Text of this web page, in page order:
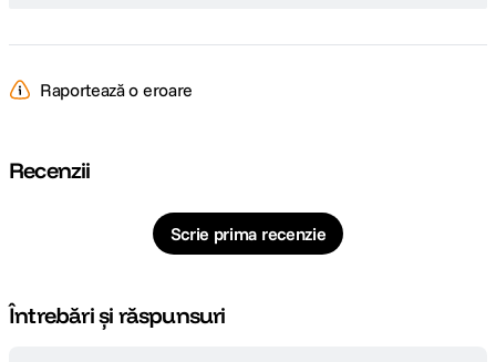
Raportează o eroare
Recenzii
Scrie prima recenzie
Întrebări și răspunsuri